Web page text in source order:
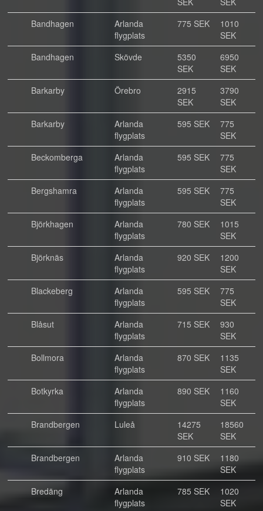
Bandhagen
Arlanda
flygplats
775 SEK
1010
SEK
Bandhagen
Skövde
5350
SEK
6950
SEK
Barkarby
Örebro
2915
SEK
3790
SEK
Barkarby
Arlanda
flygplats
595 SEK
775
SEK
Beckomberga
Arlanda
flygplats
595 SEK
775
SEK
Bergshamra
Arlanda
flygplats
595 SEK
775
SEK
Björkhagen
Arlanda
flygplats
780 SEK
1015
SEK
Björknäs
Arlanda
flygplats
920 SEK
1200
SEK
Blackeberg
Arlanda
flygplats
595 SEK
775
SEK
Blåsut
Arlanda
flygplats
715 SEK
930
SEK
Bollmora
Arlanda
flygplats
870 SEK
1135
SEK
Botkyrka
Arlanda
flygplats
890 SEK
1160
SEK
Brandbergen
Luleå
14275
SEK
18560
SEK
Brandbergen
Arlanda
flygplats
910 SEK
1180
SEK
Bredäng
Arlanda
flygplats
785 SEK
1020
SEK